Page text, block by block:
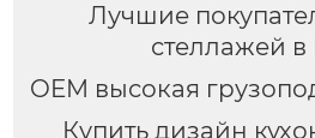
Лучшие
стеллажей в
OEM высокая
Купить дизайн